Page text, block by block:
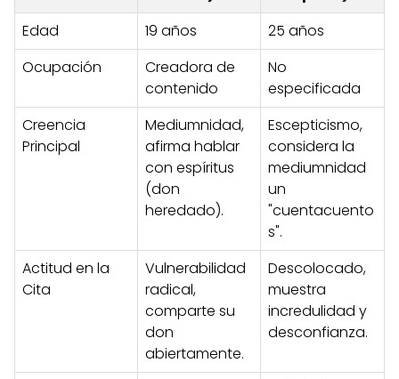
Edad
19 años
25 años
Ocupación
Creadora de
contenido
No
especificada
Creencia
Principal
Mediumnidad,
afirma hablar
con espíritus
(don
heredado).
Escepticismo,
considera la
mediumnidad
un
"cuentacuento
s".
Actitud en la
Cita
Vulnerabilidad
radical,
comparte su
don
abiertamente.
Descolocado,
muestra
incredulidad y
desconfianza.